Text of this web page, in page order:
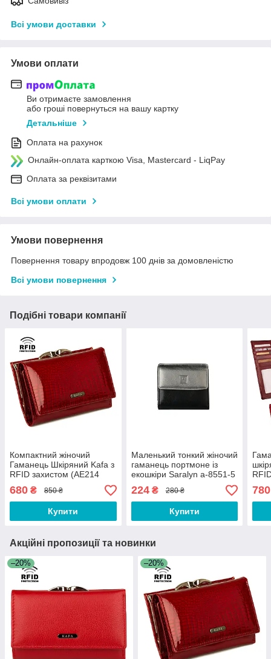
Всі умови доставки
Умови оплати
Ви отримаєте замовлення
або гроші повернуться на вашу картку
Детальніше
Оплата на рахунок
Онлайн-оплата карткою Visa, Mastercard - LiqPay
Оплата за реквізитами
Всі умови оплати
Умови повернення
Повернення товару впродовж 100 днів за домовленістю
Всі умови повернення
Подібні товари компанії
Компактний жіночий
Гаманець Шкіряний Kafa з
RFID захистом (AE214
red)
680 ₴ 850 ₴
Купити
Маленький тонкий жіночий
гаманець портмоне із
екошкіри Saralyn a-8551-5
чорно-сріблястий
224₴ 280 ₴
Купити
red)
780
Акційні пропозиції та новинки
–20% –20%